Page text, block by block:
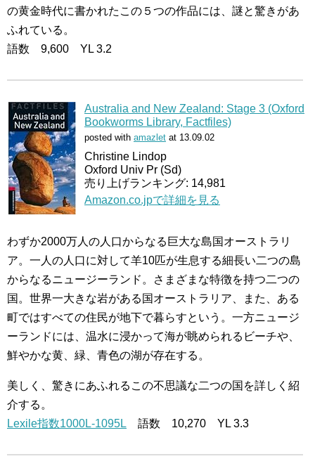
の黄金時代に書かれたこの５つの作品には、謎と驚きがあ
ふれている。
語数 9,600 YL 3.2
Australia and New Zealand: Stage 3 (Oxford
Bookworms Library, Factfiles)
posted with amazlet at 13.09.02
Christine Lindop
Oxford Univ Pr (Sd)
売り上げランキング: 14,981
Amazon.co.jpで詳細を見る
わずか2000万人の人口からなる巨大な島国オーストラリ
ア。一人の人口に対して羊10匹が生息する細長い二つの島
からなるニュージーランド。さまざまな特徴を持つ二つの
国。世界一大きな岩がある国オーストラリア、また、ある
町ではすべての住民が地下で暮らすという。一方ニュージ
ーランドには、温水に浸かって海が眺められるビーチや、
鮮やかな黄、緑、青色の湖が存在する。
美しく、驚きにあふれるこの不思議な二つの国を詳しく紹
介する。
Lexile指数1000L-1095L 語数 10,270 YL 3.3